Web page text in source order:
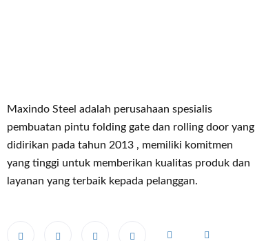
Maxindo Steel adalah perusahaan spesialis
pembuatan pintu folding gate dan rolling door yang
didirikan pada tahun 2013 , memiliki komitmen
yang tinggi untuk memberikan kualitas produk dan
layanan yang terbaik kepada pelanggan.